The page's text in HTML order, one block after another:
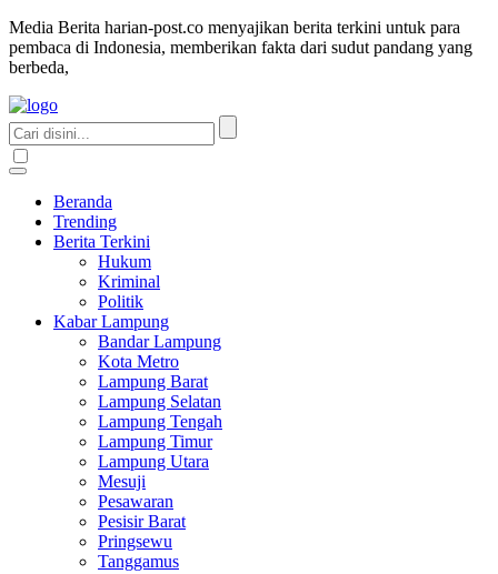
Media Berita harian-post.co menyajikan berita terkini untuk para
pembaca di Indonesia, memberikan fakta dari sudut pandang yang
berbeda,
Beranda
Trending
Berita Terkini
Hukum
Kriminal
Politik
Kabar Lampung
Bandar Lampung
Kota Metro
Lampung Barat
Lampung Selatan
Lampung Tengah
Lampung Timur
Lampung Utara
Mesuji
Pesawaran
Pesisir Barat
Pringsewu
Tanggamus